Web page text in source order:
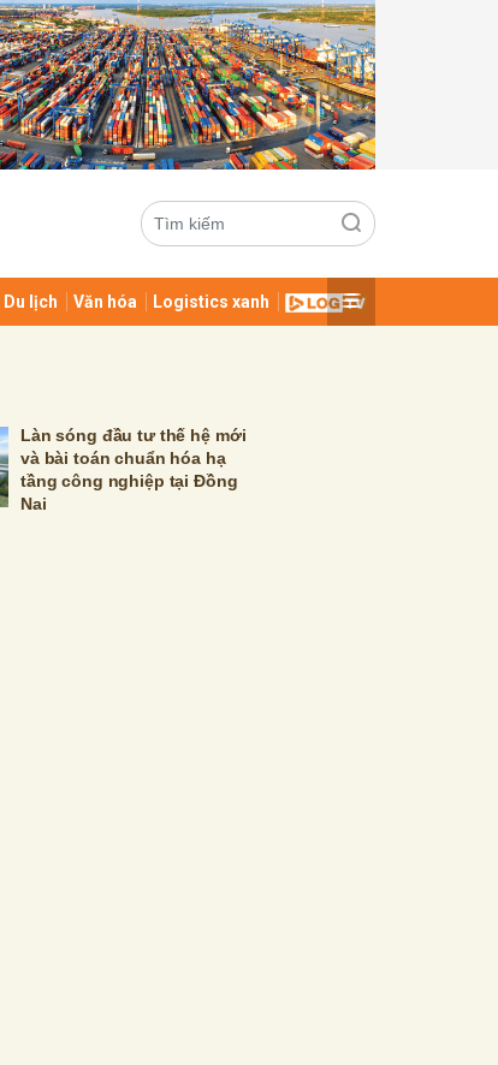
Du lịch Văn hóa Logistics xanh
Làn sóng đầu tư thế hệ mới
và bài toán chuẩn hóa hạ
tầng công nghiệp tại Đồng
Nai